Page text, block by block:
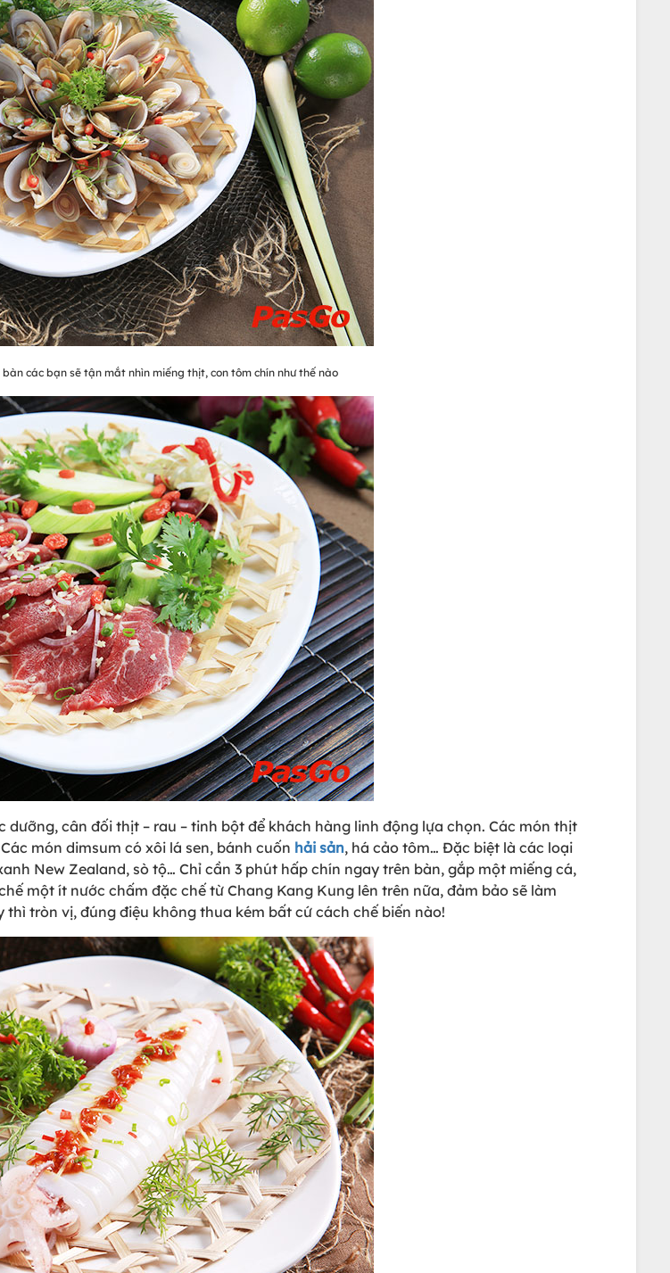
các bạn sẽ tận mắt nhìn miếng thịt, con tôm chín như thế nào
cân đối thịt – rau – tinh bột để khách hàng linh động lựa chọn. Các món thịt
món dimsum có xôi lá sen, bánh cuốn hải sản, há cảo tôm… Đặc biệt là các loại
New Zealand, sò tộ… Chỉ cần 3 phút hấp chín ngay trên bàn, gắp một miếng cá,
một ít nước chấm đặc chế từ Chang Kang Kung lên trên nữa, đảm bảo sẽ làm
tròn vị, đúng điệu không thua kém bất cứ cách chế biến nào!